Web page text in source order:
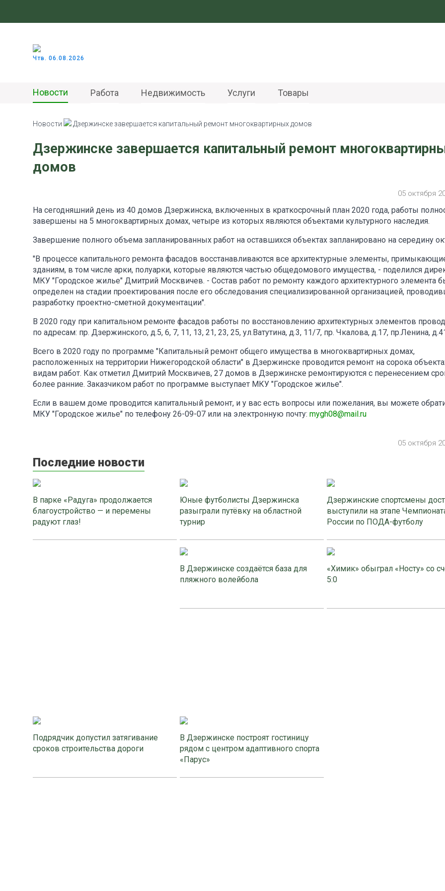
Чтв. 06.08.2026
Новости Работа Недвижимость Услуги Товары
Новости Дзержинске завершается капитальный ремонт многоквартирных домов
Дзержинске завершается капитальный ремонт
домов
05 октября
На сегодняшний день из 40 домов Дзержинска, включенных в краткосрочный план 2020 года, работы
завершены на 5 многоквартирных домах, четыре из которых являются объектами культурного наследия.
Завершение полного объема запланированных работ на оставшихся объектах запланировано на середину
"В процессе капитального ремонта фасадов восстанавливаются все архитектурные элементы,
зданиям, в том числе арки, полуарки, которые являются частью общедомового имущества, - поделился
МКУ "Городское жилье" Дмитрий Москвичев. - Состав работ по ремонту каждого архитектурного элемента
определен на стадии проектирования после его обследования специализированной организацией,
разработку проектно-сметной документации".
В 2020 году при капитальном ремонте фасадов работы по восстановлению архитектурных элементов
по адресам: пр. Дзержинского, д.5, 6, 7, 11, 13, 21, 23, 25, ул.Ватутина, д.3, 11/7, пр. Чкалова, д.17, пр.Ленина,
Всего в 2020 году по программе "Капитальный ремонт общего имущества в многоквартирных домах,
расположенных на территории Нижегородской области" в Дзержинске проводится ремонт на сорока
видам работ. Как отметил Дмитрий Москвичев, 27 домов в Дзержинске ремонтируются с перенесением
более ранние. Заказчиком работ по программе выступает МКУ "Городское жилье".
Если в вашем доме проводится капитальный ремонт, и у вас есть вопросы или пожелания, вы можете
МКУ "Городское жилье" по телефону 26-09-07 или на электронную почту: mygh08@mail.ru
05 октября
Последние новости
В парке «Радуга» продолжается
благоустройство — и перемены
радуют глаз!
Юные футболисты Дзержинска
разыграли путёвку на областной
турнир
Дзержинские спортсмены
выступили на этапе
России по ПОДА-футболу
В Дзержинске создаётся база для
пляжного волейбола
«Химик» обыграл «Носту» со
5:0
Подрядчик допустил затягивание
сроков строительства дороги
В Дзержинске построят гостиницу
рядом с центром адаптивного спорта
«Парус»